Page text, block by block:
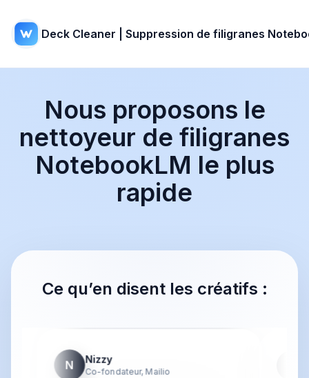
Deck Cleaner | Suppression de filigranes
Nous proposons le
nettoyeur de filigranes
NotebookLM le plus
rapide
Ce qu’en disent les créatifs :
N Nizzy
Co-fondateur, Mailio